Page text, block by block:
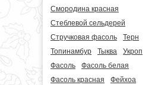
Смородина красная
Стеблевой сельдерей
Стручковая фасоль
Терн
Топинамбур
Тыква
Укроп
Фасоль
Фасоль белая
Фасоль красная
Фейхоа